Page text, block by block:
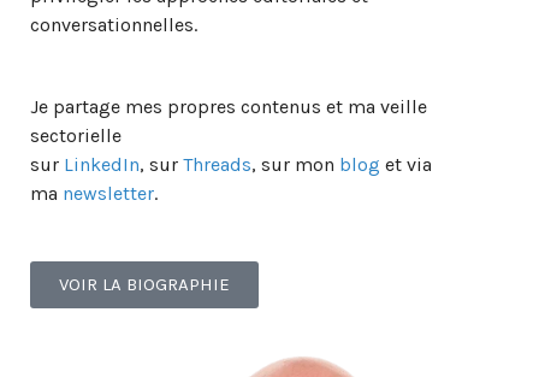
conversationnelles.
Je partage mes propres contenus et ma veille
sectorielle
sur LinkedIn, sur Threads, sur mon blog et via
ma newsletter.
VOIR LA BIOGRAPHIE